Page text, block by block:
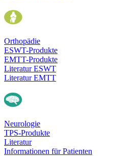
Orthopädie
ESWT-Produkte
EMTT-Produkte
Literatur ESWT
Literatur EMTT
Neurologie
TPS-Produkte
Literatur
Informationen für Patienten